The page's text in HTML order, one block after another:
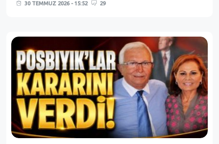
30 TEMMUZ 2026 - 15:52 29